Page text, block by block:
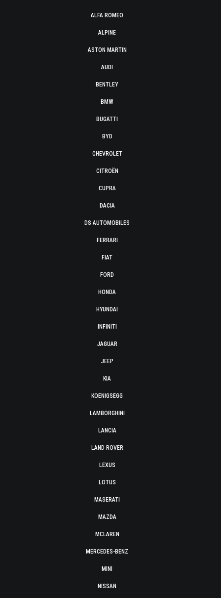
ALFA ROMEO
ALPINE
ASTON MARTIN
AUDI
BENTLEY
BMW
BUGATTI
BYD
CHEVROLET
CITROËN
CUPRA
DACIA
DS AUTOMOBILES
FERRARI
FIAT
FORD
HONDA
HYUNDAI
INFINITI
JAGUAR
JEEP
KIA
KOENIGSEGG
LAMBORGHINI
LANCIA
LAND ROVER
LEXUS
LOTUS
MASERATI
MAZDA
MCLAREN
MERCEDES-BENZ
MINI
NISSAN